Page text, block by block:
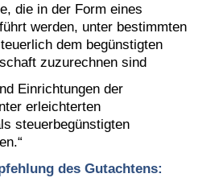
die in der Form eines
werden, unter bestimmten
dem begünstigten
zuzurechnen sind
Einrichtungen der
erleichterten
steuerbegünstigten
des Gutachtens: